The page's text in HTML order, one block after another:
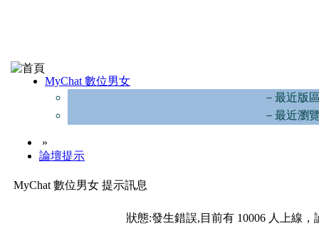
MyChat 數位男女
－最近版
－最近瀏
»
論壇提示
MyChat 數位男女 提示訊息
狀態:發生錯誤,目前有 10006 人上線